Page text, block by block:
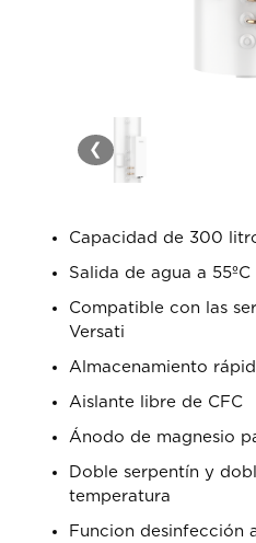
❮
Capacidad de 300
Salida de agua a 55ºC
Compatible con las
Versati
Almacenamiento
Aislante libre de CFC
Ánodo de magnesio
Doble serpentín y
temperatura
Funcion desinfección